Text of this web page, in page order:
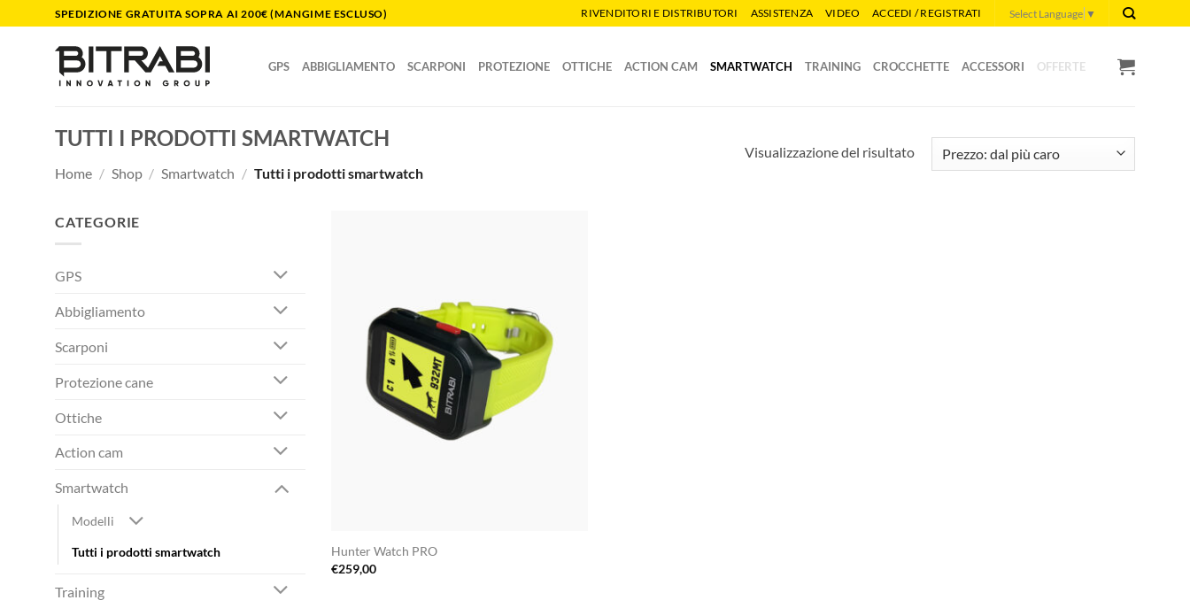
ai
contenuti
SPEDIZIONE GRATUITA SOPRA AI 200€ (MANGIME ESCLUSO) RIVENDITORI E DISTRIBUTORI ASSISTENZA VIDEO ACCEDI / REGISTRATI Select Language ▼
GPS ABBIGLIAMENTO SCARPONI PROTEZIONE OTTICHE ACTION CAM SMARTWATCH TRAINING CROCCHETTE ACCESSORI OFFERTE
TUTTI I PRODOTTI SMARTWATCH
Home / Shop / Smartwatch / Tutti i prodotti smartwatch
Visualizzazione del risultato
CATEGORIE
GPS
Abbigliamento
Scarponi
Protezione cane
Ottiche
Action cam
Smartwatch
Modelli
Tutti i prodotti smartwatch
Training
Hunter Watch PRO
€259,00